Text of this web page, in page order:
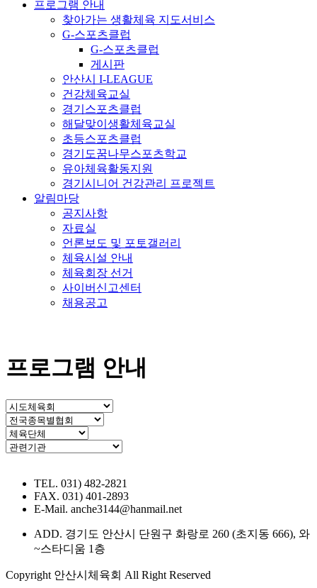
프로그램 안내
찾아가는 생활체육 지도서비스
G-스포츠클럽
G-스포츠클럽
게시판
안산시 I-LEAGUE
건강체육교실
경기스포츠클럽
해달맞이생활체육교실
초등스포츠클럽
경기도꿈나무스포츠학교
유아체육활동지원
경기시니어 건강관리 프로젝트
알림마당
공지사항
자료실
언론보도 및 포토갤러리
체육시설 안내
체육회장 선거
사이버신고센터
채용공고
프로그램 안내
TEL. 031) 482-2821
FAX. 031) 401-2893
E-Mail. anche3144@hanmail.net
ADD. 경기도 안산시 단원구 화랑로 260 (초지동 666), 와
~스타디움 1층
Copyright 안산시체육회 All Right Reserved